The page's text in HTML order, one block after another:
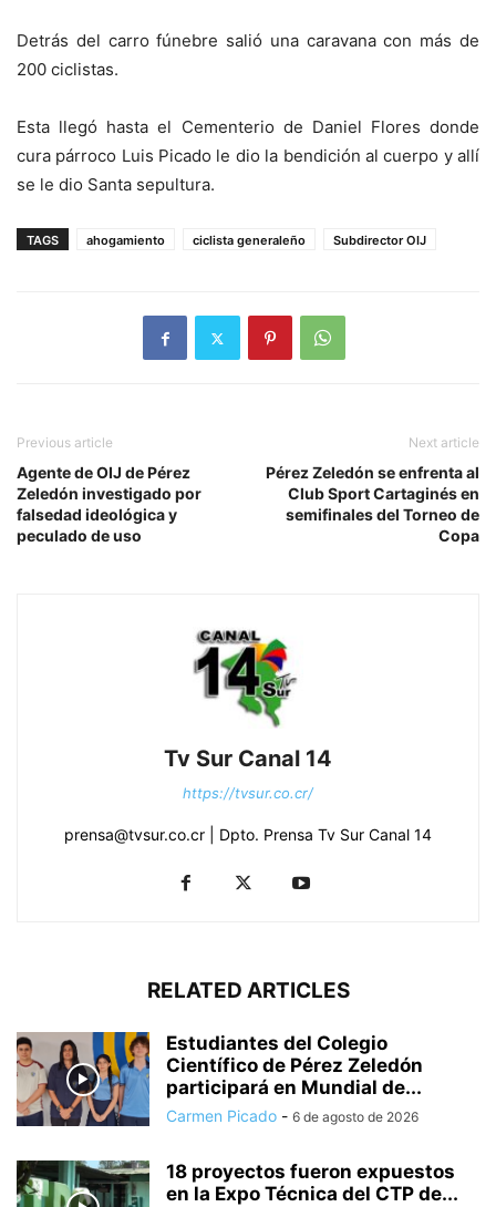
Detrás del carro fúnebre salió una caravana con más de
200 ciclistas.
Esta llegó hasta el Cementerio de Daniel Flores donde
cura párroco Luis Picado le dio la bendición al cuerpo y allí
se le dio Santa sepultura.
TAGS ahogamiento ciclista generaleño Subdirector OIJ
Previous article
Agente de OIJ de Pérez
Zeledón investigado por
falsedad ideológica y
peculado de uso
Next article
Pérez Zeledón se enfrenta al
Club Sport Cartaginés en
semifinales del Torneo de
Copa
Tv Sur Canal 14
https://tvsur.co.cr/
prensa@tvsur.co.cr | Dpto. Prensa Tv Sur Canal 14
RELATED ARTICLES
Estudiantes del Colegio
Científico de Pérez Zeledón
participará en Mundial de...
Carmen Picado - 6 de agosto de 2026
18 proyectos fueron expuestos
en la Expo Técnica del CTP de...